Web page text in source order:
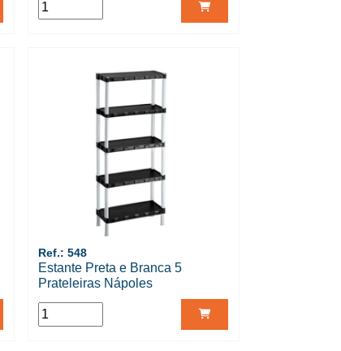
Ref.: 548
Estante Preta e Branca 5
Prateleiras Nápoles